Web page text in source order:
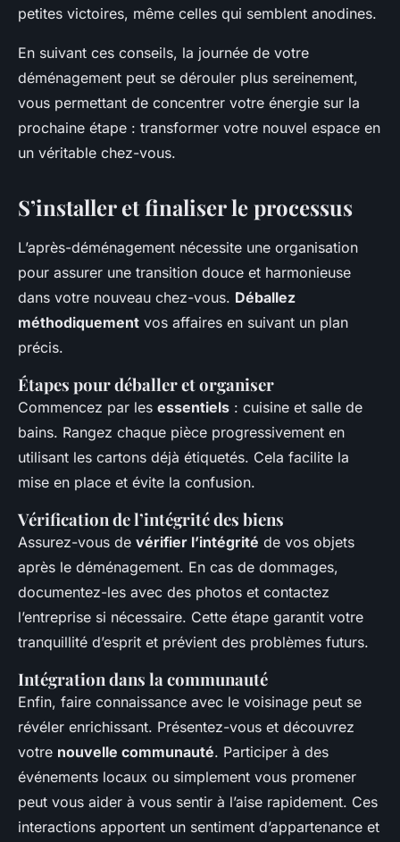
petites victoires, même celles qui semblent anodines.
En suivant ces conseils, la journée de votre
déménagement peut se dérouler plus sereinement,
vous permettant de concentrer votre énergie sur la
prochaine étape : transformer votre nouvel espace en
un véritable chez-vous.
S’installer et finaliser le processus
L’après-déménagement nécessite une organisation
pour assurer une transition douce et harmonieuse
dans votre nouveau chez-vous. Déballez
méthodiquement vos affaires en suivant un plan
précis.
Étapes pour déballer et organiser
Commencez par les essentiels : cuisine et salle de
bains. Rangez chaque pièce progressivement en
utilisant les cartons déjà étiquetés. Cela facilite la
mise en place et évite la confusion.
Vérification de l’intégrité des biens
Assurez-vous de vérifier l’intégrité de vos objets
après le déménagement. En cas de dommages,
documentez-les avec des photos et contactez
l’entreprise si nécessaire. Cette étape garantit votre
tranquillité d’esprit et prévient des problèmes futurs.
Intégration dans la communauté
Enfin, faire connaissance avec le voisinage peut se
révéler enrichissant. Présentez-vous et découvrez
votre nouvelle communauté. Participer à des
événements locaux ou simplement vous promener
peut vous aider à vous sentir à l’aise rapidement. Ces
interactions apportent un sentiment d’appartenance et